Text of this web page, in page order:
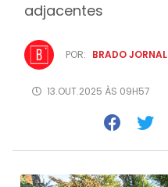
adjacentes
POR: BRADO JORNAL
13.OUT.2025 ÀS 09H57